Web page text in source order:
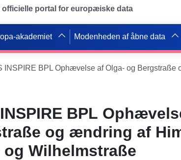
officielle portal for europæiske data
akademiet Modenheden af åbne data
BPL
og ændring af
og Wilhelmstraße